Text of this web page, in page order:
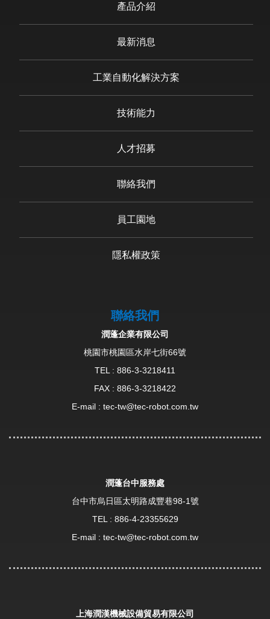
產品介紹
最新消息
工業自動化解決方案
技術能力
人才招募
聯絡我們
員工園地
隱私權政策
聯絡我們
潤蓬企業有限公司
桃園市桃園區水岸七街66號
TEL : 886-3-3218411
FAX : 886-3-3218422
E-mail : tec-tw@tec-robot.com.tw
潤蓬台中服務處
台中市烏日區太明路成豐巷98-1號
TEL : 886-4-23355629
E-mail : tec-tw@tec-robot.com.tw
上海潤漢機械設備貿易有限公司